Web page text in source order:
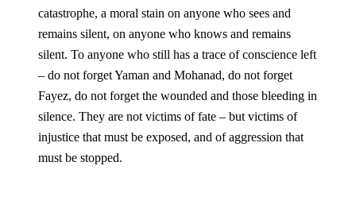
catastrophe, a moral stain on anyone who sees and
remains silent, on anyone who knows and remains
silent. To anyone who still has a trace of conscience left
– do not forget Yaman and Mohanad, do not forget
Fayez, do not forget the wounded and those bleeding in
silence. They are not victims of fate – but victims of
injustice that must be exposed, and of aggression that
must be stopped.